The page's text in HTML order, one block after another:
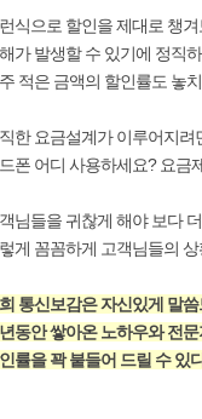
식으로 할인을 제대로 챙겨
가 발생할 수 있기에 정직
적은 금액의 할인률도 놓
한 요금설계가 이루어지려
폰 어디 사용하세요? 요금
님들을 귀찮게 해야 보다
게 꼼꼼하게 고객님들의
통신보감은 자신있게 말
동안 쌓아온 노하우와 전
률을 꽉 붙들어 드릴 수 있